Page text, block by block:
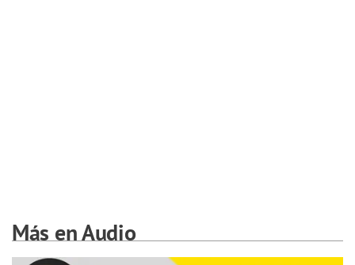
Más en Audio